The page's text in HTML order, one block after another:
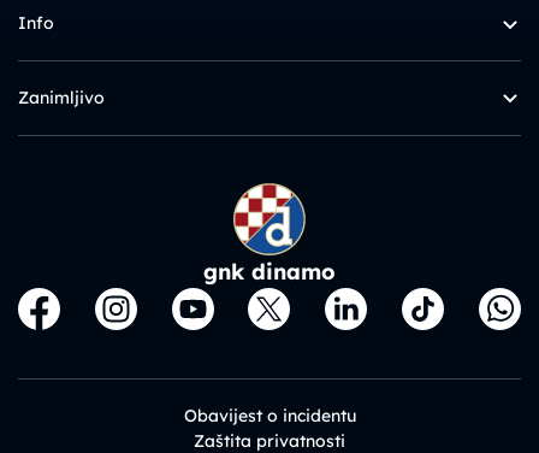
Info
Zanimljivo
gnk dinamo
Obavijest o incidentu
Zaštita privatnosti